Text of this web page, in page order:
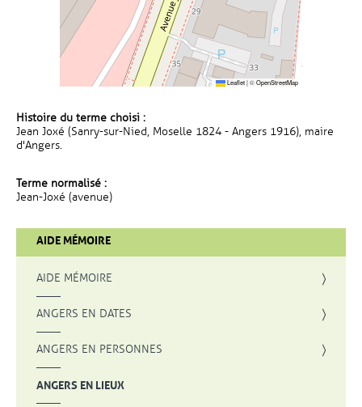
Leaflet|©OpenStreetMap
Histoire du terme choisi :
Jean Joxé (Sanry-sur-Nied, Moselle 1824 - Angers 1916), maire
d'Angers.
Terme normalisé :
Jean-Joxé (avenue)
AIDE MÉMOIRE
AIDE MÉMOIRE
ANGERS EN DATES
ANGERS EN PERSONNES
ANGERS EN LIEUX